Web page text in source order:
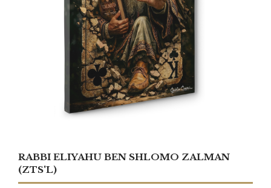
RABBI ELIYAHU BEN SHLOMO ZALMAN
(ZTS'L)